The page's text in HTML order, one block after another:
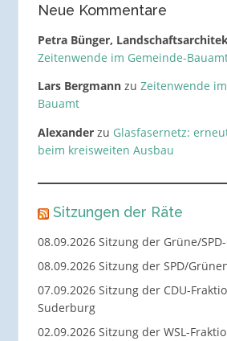
Neue Kommentare
Petra Bünger,
Zeitenwende im Gemeinde-
Lars Bergmannzu Zeitenwende
Bauamt
Alexanderzu Glasfasernetz:
beim kreisweiten Ausbau
Sitzungen der Räte
08.09.2026 Sitzung der Grüne/
08.09.2026 Sitzung der SPD/
07.09.2026 Sitzung der CDU-
Suderburg
02.09.2026 Sitzung der WSL-